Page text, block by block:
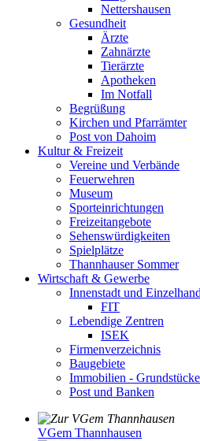
Nettershausen
Gesundheit
Ärzte
Zahnärzte
Tierärzte
Apotheken
Im Notfall
Begrüßung
Kirchen und Pfarrämter
Post von Dahoim
Kultur & Freizeit
Vereine und Verbände
Feuerwehren
Museum
Sporteinrichtungen
Freizeitangebote
Sehenswürdigkeiten
Spielplätze
Thannhauser Sommer
Wirtschaft & Gewerbe
Innenstadt und
FIT
Lebendige Zentren
ISEK
Firmenverzeichnis
Baugebiete
Immobilien - Grundstücke
Post und Banken
VGem Thannhausen